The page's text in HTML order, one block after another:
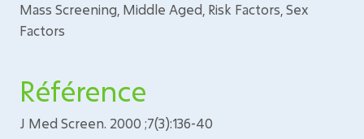
Mass Screening, Middle Aged, Risk Factors, Sex
Factors
Référence
J Med Screen. 2000 ;7(3):136-40